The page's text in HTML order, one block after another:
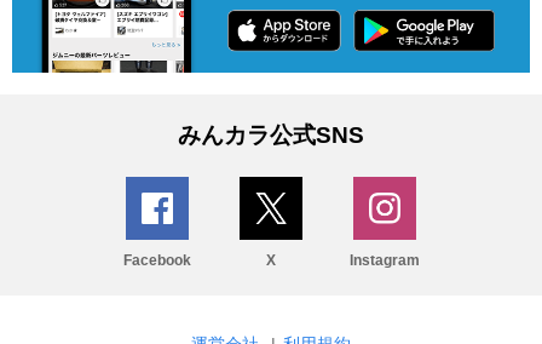
みんカラ公式SNS
Facebook X Instagram